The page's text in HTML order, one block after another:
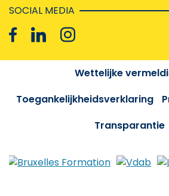
SOCIAL MEDIA
Wettelijke
Toegankelijkheidsverklaring
Transparantie